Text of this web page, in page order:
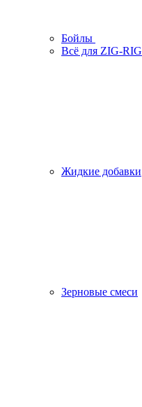
Бойлы
Всё для ZIG-RIG
Жидкие добавки
Зерновые смеси